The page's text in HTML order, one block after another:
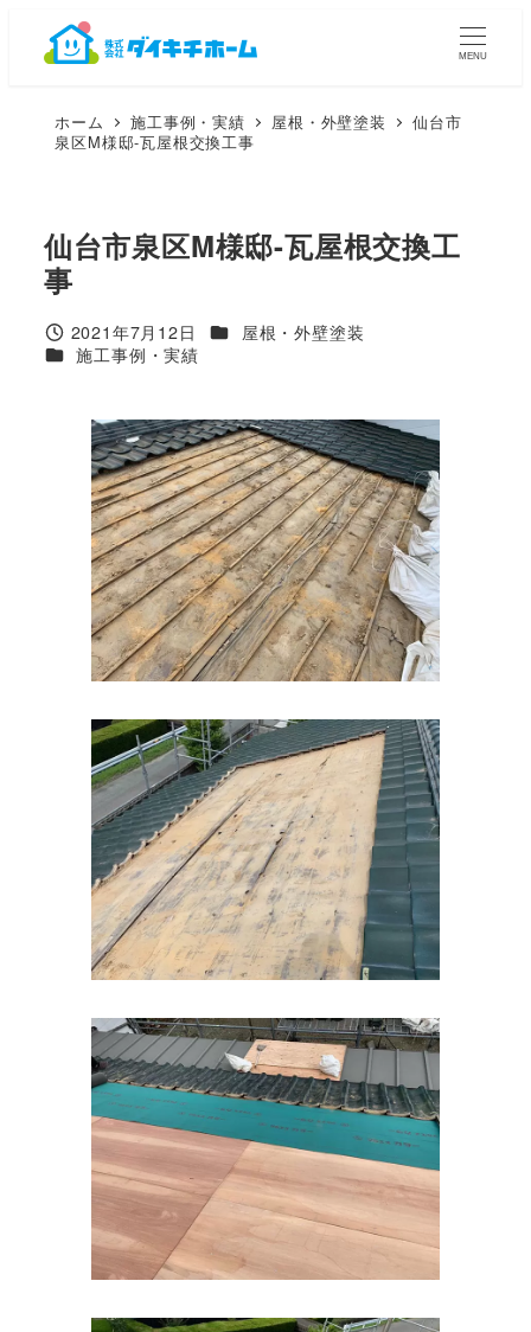
MENU
ホーム 施工事例・実績 屋根・外壁塗装
仙台市
泉区M様邸-瓦屋根交換工事
仙台市泉区M様邸-瓦屋根交換工
事
投稿日2021年7月12日 カテゴリー
屋根・外壁塗装
カテゴリー
施工事例・実績